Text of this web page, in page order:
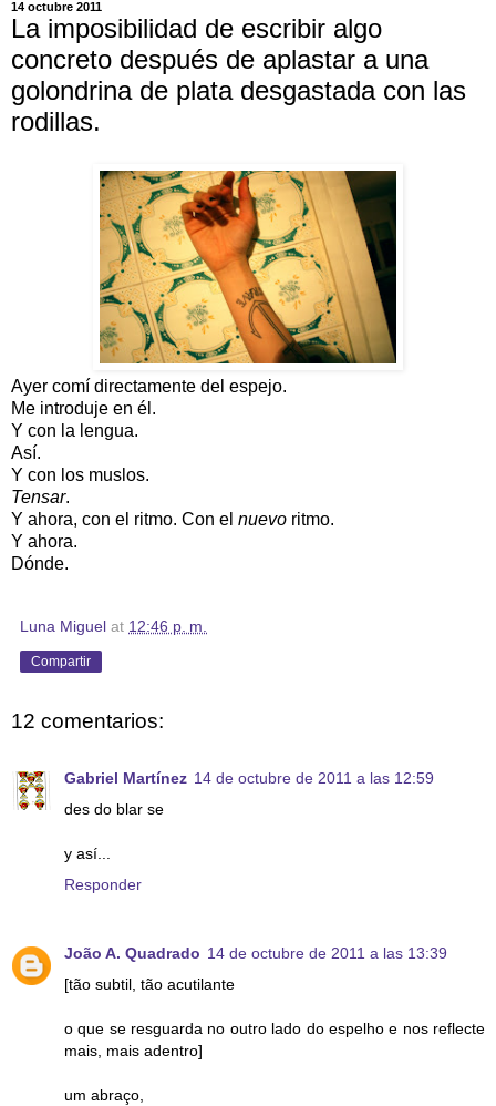
14 octubre 2011
La imposibilidad de escribir algo
concreto después de aplastar a una
golondrina de plata desgastada con las
rodillas.
Ayer comí directamente del espejo.
Me introduje en él.
Y con la lengua.
Así.
Y con los muslos.
Tensar.
Y ahora, con el ritmo. Con el nuevo ritmo.
Y ahora.
Dónde.
Luna Miguel at 12:46 p. m.
Compartir
12 comentarios:
Gabriel Martínez 14 de octubre de 2011 a las 12:59
des do blar se
y así...
Responder
João A. Quadrado 14 de octubre de 2011 a las 13:39
[tão subtil, tão acutilante
o que se resguarda no outro lado do espelho e nos reflecte
mais, mais adentro]
um abraço,